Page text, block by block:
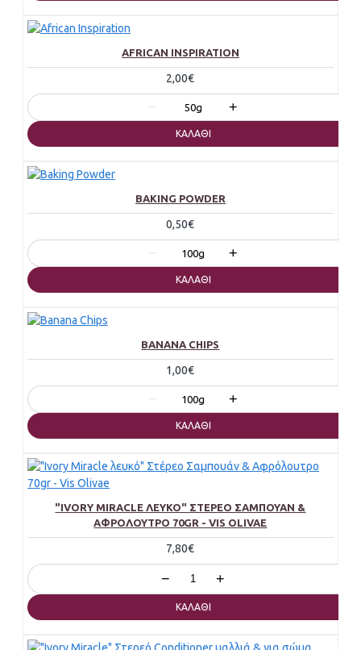
AFRICAN INSPIRATION
2,00€
− 50g +
ΚΑΛΆΘΙ
BAKING POWDER
0,50€
− 100g +
ΚΑΛΆΘΙ
BANANA CHIPS
1,00€
− 100g +
ΚΑΛΆΘΙ
"IVORY MIRACLE ΛΕΥΚΌ" ΣΤΈΡΕΟ ΣΑΜΠΟΥΆΝ &
ΑΦΡΌΛΟΥΤΡΟ 70GR - VIS OLIVAE
7,80€
− +
ΚΑΛΆΘΙ